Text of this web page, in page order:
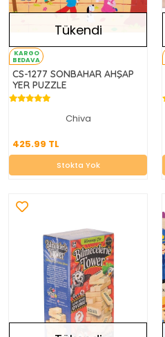
KARGO
BEDAVA
Tükendi
CS-1277 SONBAHAR AHŞAP
YER PUZZLE
Chiva
425.99 TL
425.99 TL
Stokta Yok